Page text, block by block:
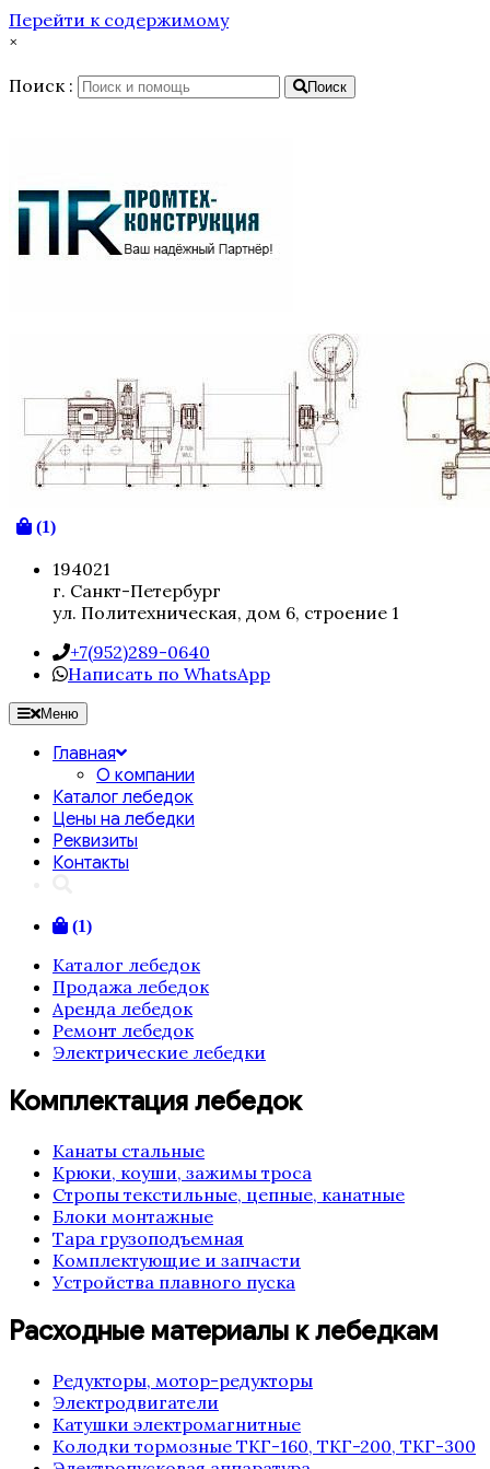
Перейти к содержимому
×
Поиск :
Поиск
(1)
194021
г. Санкт-Петербург
ул. Политехническая, дом 6, строение 1
+7(952)289-0640
Написать по WhatsApp
Меню
Главная
О компании
Каталог лебедок
Цены на лебедки
Реквизиты
Контакты
(1)
Каталог лебедок
Продажа лебедок
Аренда лебедок
Ремонт лебедок
Электрические лебедки
Комплектация лебедок
Канаты стальные
Крюки, коуши, зажимы троса
Стропы текстильные, цепные, канатные
Блоки монтажные
Тара грузоподъемная
Комплектующие и запчасти
Устройства плавного пуска
Расходные материалы к лебедкам
Редукторы, мотор-редукторы
Электродвигатели
Катушки электромагнитные
Колодки тормозные ТКГ-160, ТКГ-200, ТКГ-300